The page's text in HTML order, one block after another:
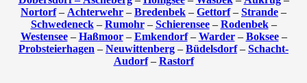
Nortorf– Achterwehr – Bredenbek – Gettorf– Strande –
Schwedeneck– Rumohr– Schierensee– Rodenbek–
Westensee– Haßmoor– Emkendorf– Warder– Boksee–
Probsteierhagen – Neuwittenberg – Büdelsdorf– Schacht-
Audorf– Rastorf